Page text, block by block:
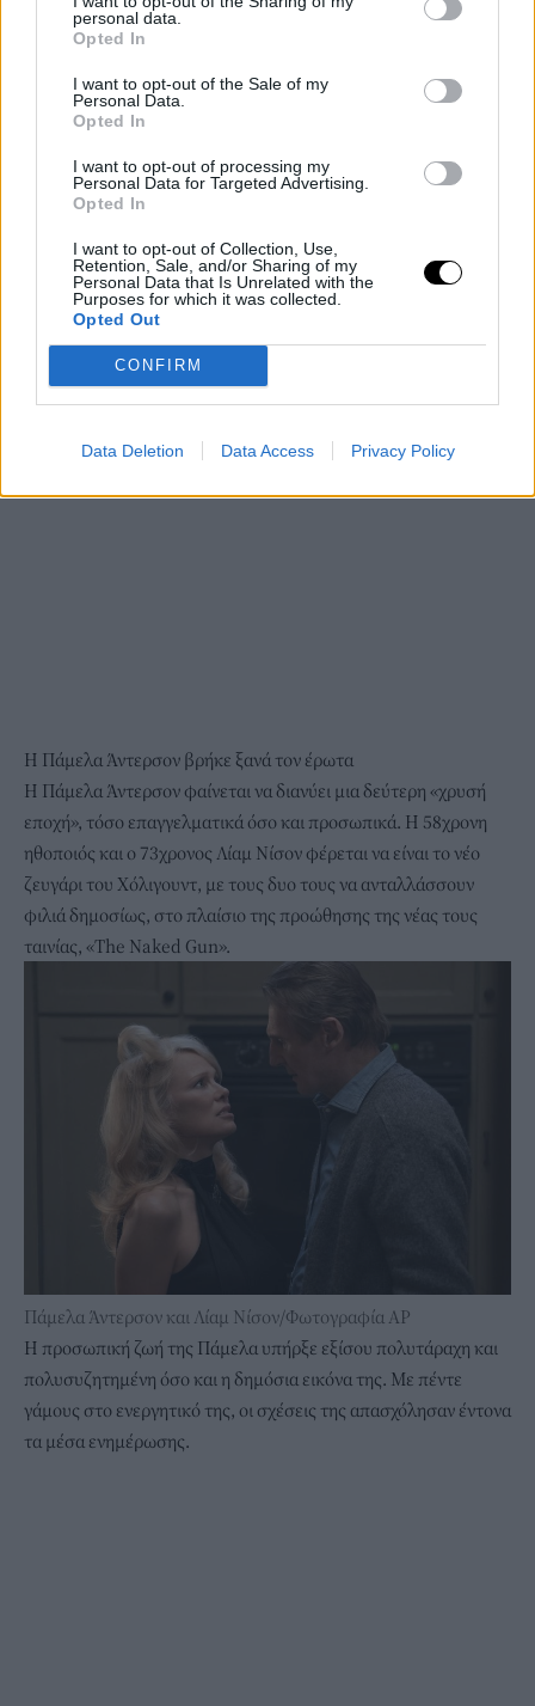
personal data.
Opted In
I want to opt-out of the Sale of my
Personal Data.
Opted In
I want to opt-out of processing my
Personal Data for Targeted Advertising.
Opted In
I want to opt-out of Collection, Use,
Retention, Sale, and/or Sharing of my
Personal Data that Is Unrelated with the
Purposes for which it was collected.
Opted Out
CONFIRM
Data Deletion Data Access Privacy Policy
Η Πάμελα Άντερσον βρήκε ξανά τον έρωτα
Η Πάμελα Άντερσον φαίνεται να διανύει μια δεύτερη «χρυσή
εποχή», τόσο επαγγελματικά όσο και προσωπικά. Η 58χρονη
ηθοποιός και ο 73χρονος Λίαμ Νίσον φέρεται να είναι το νέο
ζευγάρι του Χόλιγουντ, με τους δυο τους να ανταλλάσσουν
φιλιά δημοσίως, στο πλαίσιο της προώθησης της νέας τους
ταινίας, «Τhe Naked Gun».
Πάμελα Άντερσον και Λίαμ Νίσον/Φωτογραφία AP
Η προσωπική ζωή της Πάμελα υπήρξε εξίσου πολυτάραχη και
πολυσυζητημένη όσο και η δημόσια εικόνα της. Με πέντε
γάμους στο ενεργητικό της, οι σχέσεις της απασχόλησαν έντονα
τα μέσα ενημέρωσης.